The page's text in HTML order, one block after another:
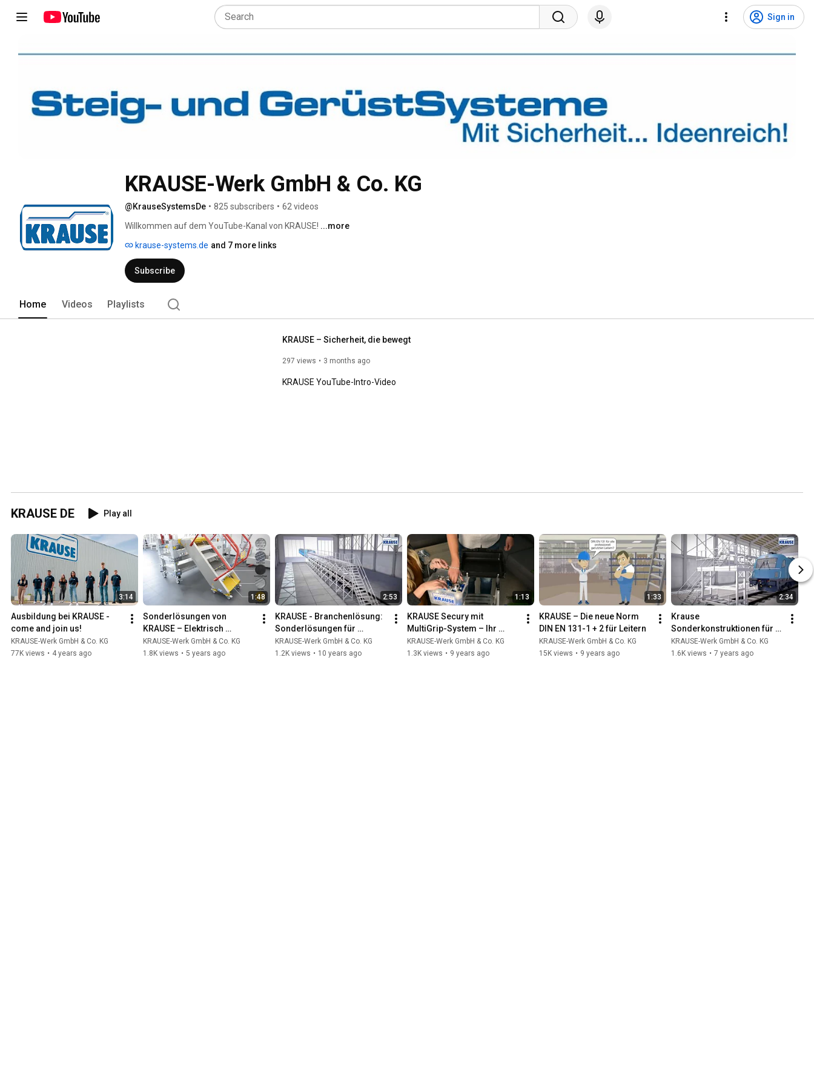
Sign in
KRAUSE-Werk GmbH & Co. KG
@KrauseSystemsDe • 825 subscribers • 62 videos
Willkommen auf dem YouTube-Kanal von KRAUSE! ...more
krause-systems.de and 7 more links
Subscribe
Home Videos Playlists
KRAUSE – Sicherheit, die bewegt
297 views 3 months ago
KRAUSE YouTube-Intro-Video
KRAUSE DE Play all
3:14
Ausbildung bei KRAUSE -
come and join us!
KRAUSE-Werk GmbH & Co. KG
77K views • 4 years ago
1:48
Sonderlösungen von
KRAUSE – Elektrisch
höhenverstellbare
Arbeitsplattform mit
KRAUSE-Werk GmbH & Co. KG
1.8K views • 5 years ago
2:53
KRAUSE - Branchenlösung:
Sonderlösungen für
Schienenfahrzeuge
KRAUSE-Werk GmbH & Co. KG
1.2K views • 10 years ago
1:13
KRAUSE Secury mit
MultiGrip-System – Ihr
Weihnachtshelfer
KRAUSE-Werk GmbH & Co. KG
1.3K views • 9 years ago
1:33
KRAUSE – Die neue Norm
DIN EN 131-1 + 2 für Leitern
KRAUSE-Werk GmbH & Co. KG
15K views • 9 years ago
2:34
Krause
Sonderkonstruktionen für
Bus, Bahn & Nutzfahrzeuge
KRAUSE-Werk GmbH & Co. KG
1.6K views • 7 years ago